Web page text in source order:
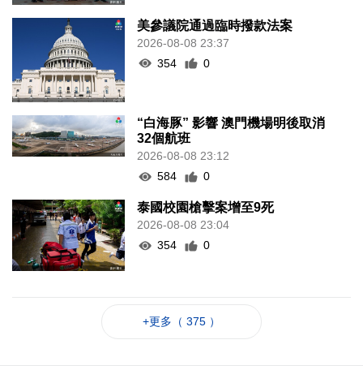
美參議院通過臨時撥款法案
2026-08-08 23:37
354
0
“白海豚” 影響 澳門機場明後取消
32個航班
2026-08-08 23:12
584
0
泰國校園槍擊案增至9死
2026-08-08 23:04
354
0
+更多（ 375 ）